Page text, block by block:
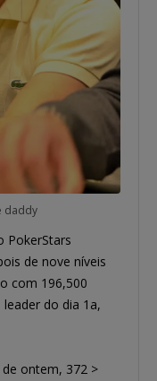
daddy
PokerStars
de nove níveis
com 196,500
do dia 1a,
ontem, 372 >